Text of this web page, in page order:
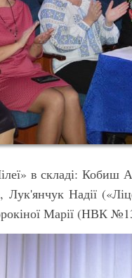
в складі:
Надії
Марії (НВК